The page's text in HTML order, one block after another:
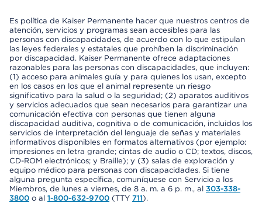
Es política de Kaiser Permanente hacer que nuestros centros de
atención, servicios y programas sean accesibles para las
personas con discapacidades, de acuerdo con lo que estipulan
las leyes federales y estatales que prohíben la discriminación
por discapacidad. Kaiser Permanente ofrece adaptaciones
razonables para las personas con discapacidades, que incluyen:
(1) acceso para animales guía y para quienes los usan, excepto
en los casos en los que el animal represente un riesgo
significativo para la salud o la seguridad; (2) aparatos auditivos
y servicios adecuados que sean necesarios para garantizar una
comunicación efectiva con personas que tienen alguna
discapacidad auditiva, cognitiva o de comunicación, incluidos los
servicios de interpretación del lenguaje de señas y materiales
informativos disponibles en formatos alternativos (por ejemplo:
impresiones en letra grande; cintas de audio o CD; textos, discos,
CD-ROM electrónicos; y Braille); y (3) salas de exploración y
equipo médico para personas con discapacidades. Si tiene
alguna pregunta específica, comuníquese con Servicio a los
Miembros, de lunes a viernes, de 8 a. m. a 6 p. m., al 303-338-
3800 o al 1-800-632-9700 (TTY 711).